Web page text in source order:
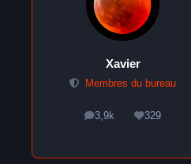
Xavier
Membres du bureau
3,9k
messages329
Réputation